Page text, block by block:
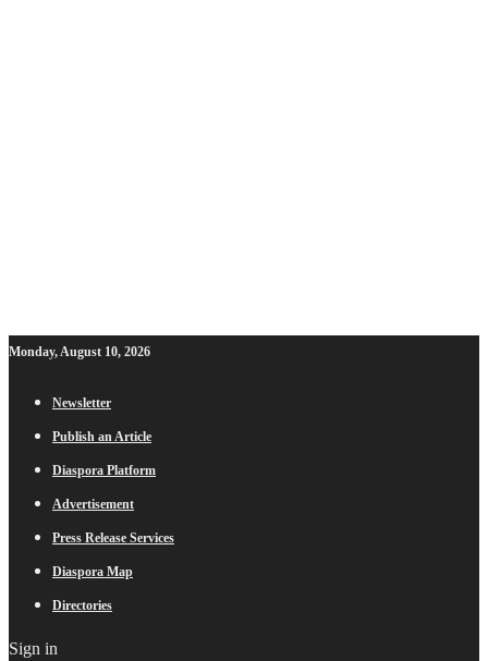
Monday, August 10, 2026
Newsletter
Publish an Article
Diaspora Platform
Advertisement
Press Release Services
Diaspora Map
Directories
Sign in